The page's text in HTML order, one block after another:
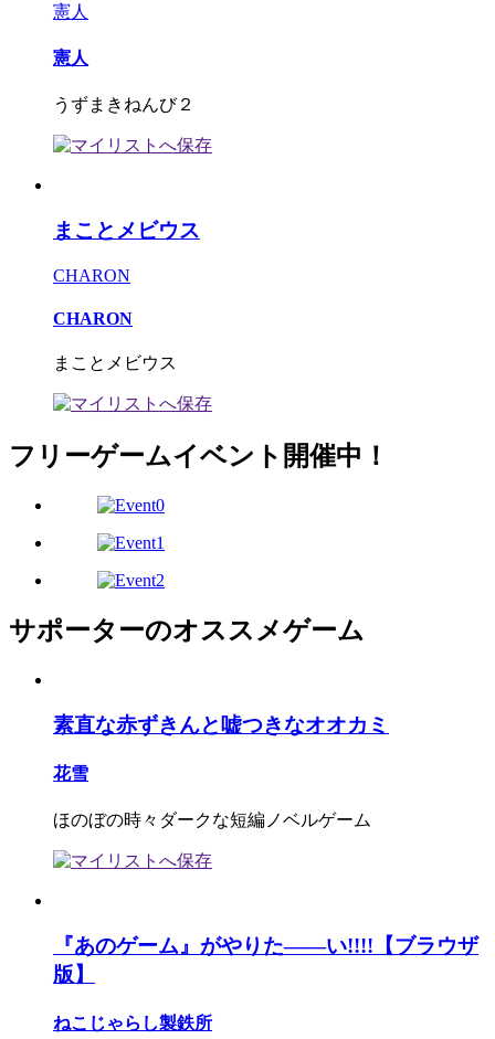
憲人
憲人
うずまきねんび２
まことメビウス
CHARON
CHARON
まことメビウス
フリーゲームイベント開催中！
サポーターのオススメゲーム
素直な赤ずきんと嘘つきなオオカミ
花雪
ほのぼの時々ダークな短編ノベルゲーム
『あのゲーム』がやりた――い!!!!【ブラウザ
版】
ねこじゃらし製鉄所